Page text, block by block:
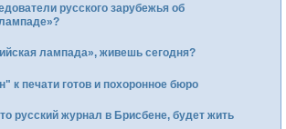
русского зарубежья об
лампада», живешь сегодня?
к печати готов и похоронное бюро
русский журнал в Брисбене, будет жить